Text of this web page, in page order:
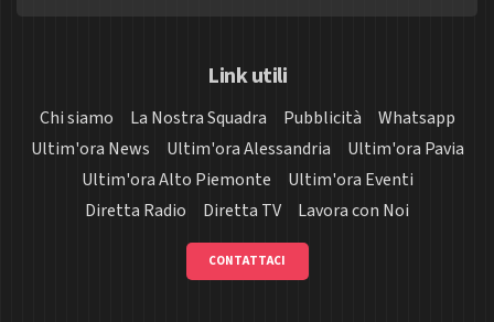
Link utili
Chi siamo La Nostra Squadra Pubblicità
Whatsapp
Ultim'ora News
Ultim'ora Alessandria
Ultim'ora Pavia
Ultim'ora Alto Piemonte
Ultim'ora Eventi
Diretta Radio
Diretta TV Lavora con Noi
CONTATTACI